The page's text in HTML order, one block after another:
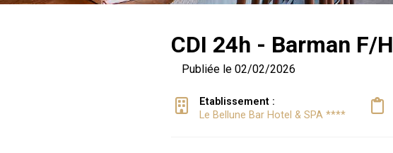
CDI 24h - Barman F/H
Publiée le 02/02/2026
Etablissement :
Le Bellune Bar Hotel & SPA ****